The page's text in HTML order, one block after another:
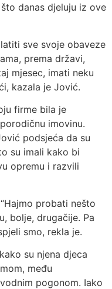
danas djeluju iz ove
sve svoje obaveze
prema državi,
mjesec, imati neku
kazala je Jović.
firme bila je
imovinu.
podsjeća da su
su imali kako bi
opremu i razvili
probati nešto
bolje, drugačije. Pa
smo, rekla je.
su njena djeca
među
pogonom. Iako